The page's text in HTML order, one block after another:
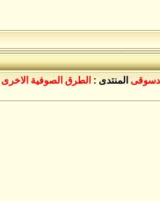
المنتدى : الطرق الصوفية الاخرى